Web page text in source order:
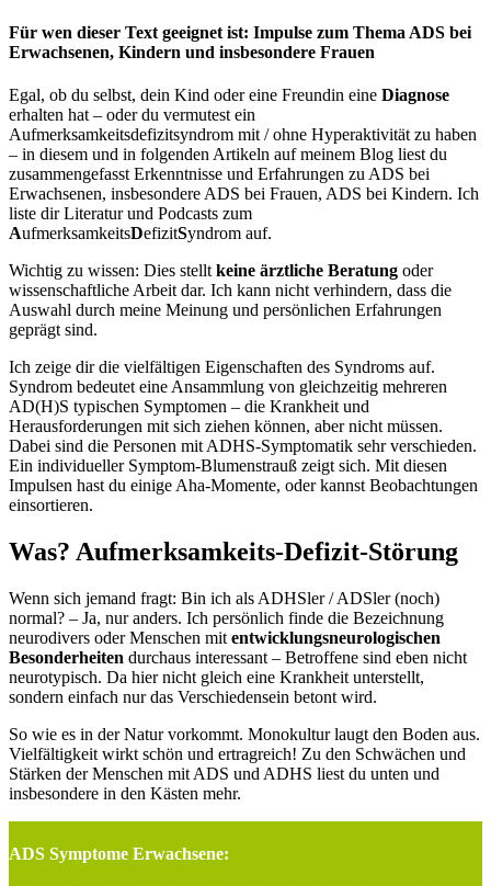
Für wen dieser Text geeignet ist: Impulse zum Thema ADS bei
Erwachsenen, Kindern und insbesondere Frauen
Egal, ob du selbst, dein Kind oder eine Freundin eine Diagnose
erhalten hat – oder du vermutest ein
Aufmerksamkeitsdefizitsyndrom mit / ohne Hyperaktivität zu haben
– in diesem und in folgenden Artikeln auf meinem Blog liest du
zusammengefasst Erkenntnisse und Erfahrungen zu ADS bei
Erwachsenen, insbesondere ADS bei Frauen, ADS bei Kindern. Ich
liste dir Literatur und Podcasts zum
AufmerksamkeitsDefizitSyndrom auf.
Wichtig zu wissen: Dies stellt keine ärztliche Beratung oder
wissenschaftliche Arbeit dar. Ich kann nicht verhindern, dass die
Auswahl durch meine Meinung und persönlichen Erfahrungen
geprägt sind.
Ich zeige dir die vielfältigen Eigenschaften des Syndroms auf.
Syndrom bedeutet eine Ansammlung von gleichzeitig mehreren
AD(H)S typischen Symptomen – die Krankheit und
Herausforderungen mit sich ziehen können, aber nicht müssen.
Dabei sind die Personen mit ADHS-Symptomatik sehr verschieden.
Ein individueller Symptom-Blumenstrauß zeigt sich. Mit diesen
Impulsen hast du einige Aha-Momente, oder kannst Beobachtungen
einsortieren.
Was? Aufmerksamkeits-Defizit-Störung
Wenn sich jemand fragt: Bin ich als ADHSler / ADSler (noch)
normal? – Ja, nur anders. Ich persönlich finde die Bezeichnung
neurodivers oder Menschen mit entwicklungsneurologischen
Besonderheiten durchaus interessant – Betroffene sind eben nicht
neurotypisch. Da hier nicht gleich eine Krankheit unterstellt,
sondern einfach nur das Verschiedensein betont wird.
So wie es in der Natur vorkommt. Monokultur laugt den Boden aus.
Vielfältigkeit wirkt schön und ertragreich! Zu den Schwächen und
Stärken der Menschen mit ADS und ADHS liest du unten und
insbesondere in den Kästen mehr.
ADS Symptome Erwachsene: